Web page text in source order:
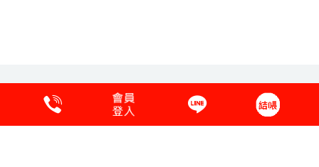
保養品原料說明 購物須知 會員專區
客服中心
粉絲愛分享
隱私權保護